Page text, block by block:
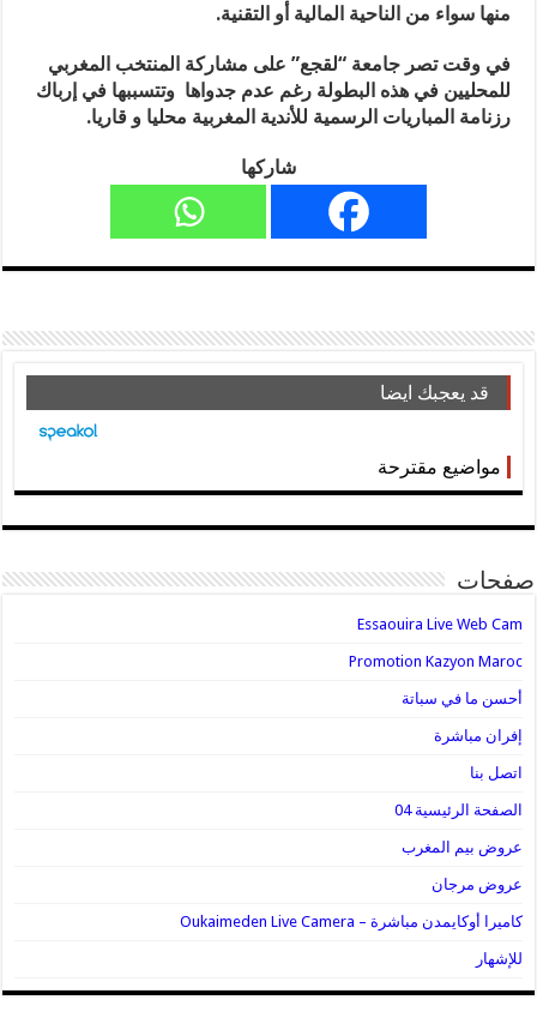
منها سواء من الناحية المالية أو التقنية.
في وقت تصر جامعة “لقجع” على مشاركة المنتخب المغربي
للمحليين في هذه البطولة رغم عدم جدواها وتتسببها في إرباك
رزنامة المباريات الرسمية للأندية المغربية محليا و قاريا.
شاركها
قد يعجبك ايضا
مواضيع مقترحة
صفحات
Essaouira Live Web Cam
Promotion Kazyon Maroc
أحسن ما في سباتة
إفران مباشرة
اتصل بنا
الصفحة الرئيسية 04
عروض بيم المغرب
عروض مرجان
كاميرا أوكايمدن مباشرة – Oukaimeden Live Camera
للإشهار